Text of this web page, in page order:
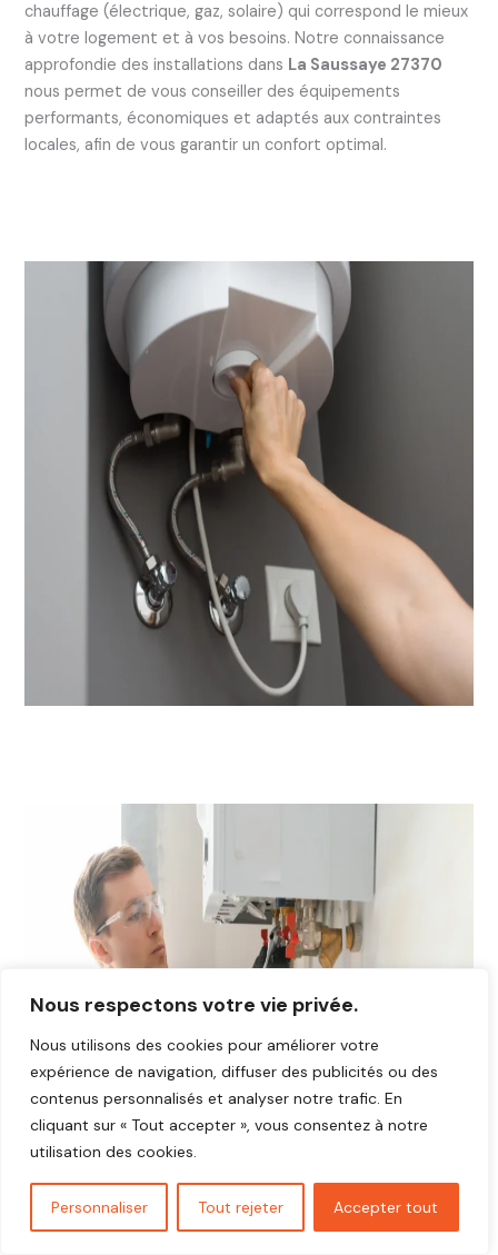
Nous respectons votre vie privée.
Nous utilisons des cookies pour améliorer votre
expérience de navigation, diffuser des publicités ou des
contenus personnalisés et analyser notre trafic. En
cliquant sur « Tout accepter », vous consentez à notre
utilisation des cookies.
Personnaliser Tout rejeter Accepter tout
chauffage (électrique, gaz, solaire) qui correspond le mieux
à votre logement et à vos besoins. Notre connaissance
approfondie des installations dans La Saussaye 27370
nous permet de vous conseiller des équipements
performants, économiques et adaptés aux contraintes
locales, afin de vous garantir un confort optimal.